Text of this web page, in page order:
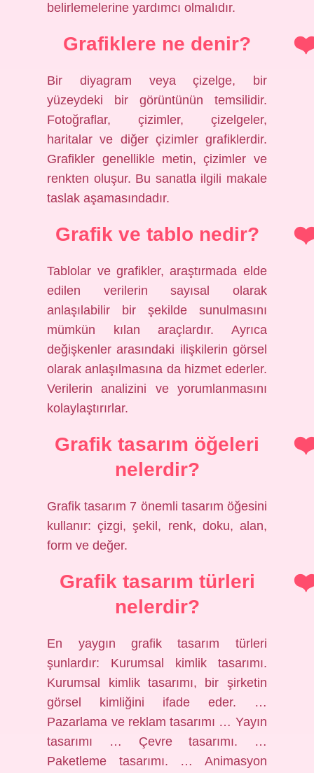
belirlemelerine yardımcı olmalıdır.
Grafiklere ne denir?
Bir diyagram veya çizelge, bir
yüzeydeki bir görüntünün temsilidir.
Fotoğraflar, çizimler, çizelgeler,
haritalar ve diğer çizimler grafiklerdir.
Grafikler genellikle metin, çizimler ve
renkten oluşur. Bu sanatla ilgili makale
taslak aşamasındadır.
Grafik ve tablo nedir?
Tablolar ve grafikler, araştırmada elde
edilen verilerin sayısal olarak
anlaşılabilir bir şekilde sunulmasını
mümkün kılan araçlardır. Ayrıca
değişkenler arasındaki ilişkilerin görsel
olarak anlaşılmasına da hizmet ederler.
Verilerin analizini ve yorumlanmasını
kolaylaştırırlar.
Grafik tasarım öğeleri
nelerdir?
Grafik tasarım 7 önemli tasarım öğesini
kullanır: çizgi, şekil, renk, doku, alan,
form ve değer.
Grafik tasarım türleri
nelerdir?
En yaygın grafik tasarım türleri
şunlardır: Kurumsal kimlik tasarımı.
Kurumsal kimlik tasarımı, bir şirketin
görsel kimliğini ifade eder. …
Pazarlama ve reklam tasarımı … Yayın
tasarımı … Çevre tasarımı. …
Paketleme tasarımı. … Animasyon